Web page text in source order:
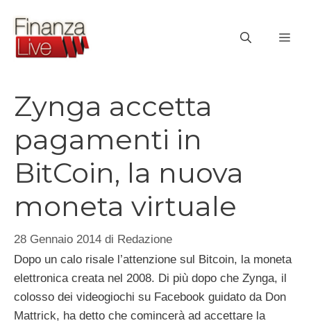
contenuto
Zynga accetta
pagamenti in
BitCoin, la nuova
moneta virtuale
28 Gennaio 2014 di Redazione
Dopo un calo risale l’attenzione sul Bitcoin, la moneta
elettronica creata nel 2008. Di più dopo che Zynga, il
colosso dei videogiochi su Facebook guidato da Don
Mattrick, ha detto che comincerà ad accettare la